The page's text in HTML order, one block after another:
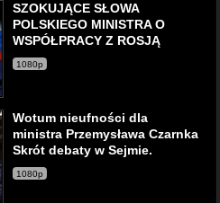
SZOKUJĄCE SŁOWA
POLSKIEGO MINISTRA O
WSPÓŁPRACY Z ROSJĄ
1080p
Wotum nieufności dla
ministra Przemysława Czarnka
Skrót debaty w Sejmie.
1080p